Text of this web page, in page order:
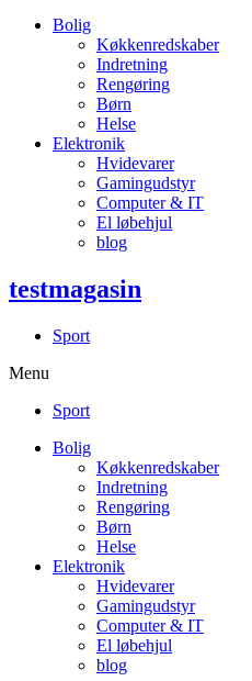
Bolig
Køkkenredskaber
Indretning
Rengøring
Børn
Helse
Elektronik
Hvidevarer
Gamingudstyr
Computer & IT
El løbehjul
blog
testmagasin
Sport
Menu
Sport
Bolig
Køkkenredskaber
Indretning
Rengøring
Børn
Helse
Elektronik
Hvidevarer
Gamingudstyr
Computer & IT
El løbehjul
blog